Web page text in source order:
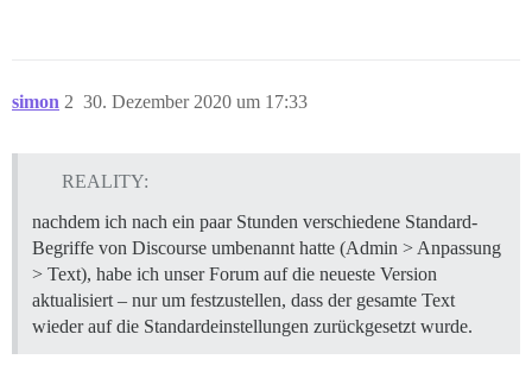
simon 30. Dezember 2020 um 17:33
2
REALITY:
nachdem ich nach ein paar Stunden verschiedene Standard-
Begriffe von Discourse umbenannt hatte (Admin > Anpassung
> Text), habe ich unser Forum auf die neueste Version
aktualisiert – nur um festzustellen, dass der gesamte Text
wieder auf die Standardeinstellungen zurückgesetzt wurde.